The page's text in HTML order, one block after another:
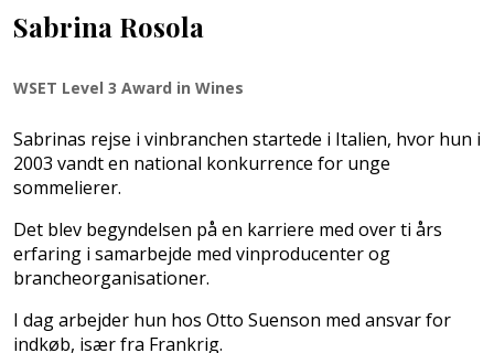
Sabrina Rosola
WSET Level 3 Award in Wines
Sabrinas rejse i vinbranchen startede i Italien, hvor hun i
2003 vandt en national konkurrence for unge
sommelierer.
Det blev begyndelsen på en karriere med over ti års
erfaring i samarbejde med vinproducenter og
brancheorganisationer.
I dag arbejder hun hos Otto Suenson med ansvar for
indkøb, især fra Frankrig.